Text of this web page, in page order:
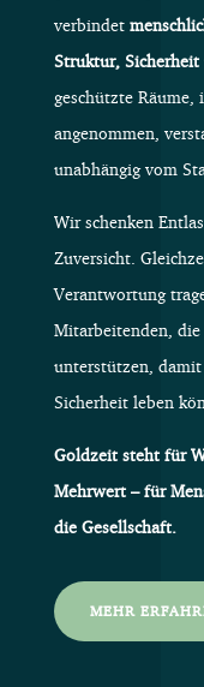
verbindet
Struktur, Sicherheit
geschützte Räume,
angenommen,
unabhängig vom
Wir schenken
Zuversicht.
Verantwortung
Mitarbeitenden,
unterstützen,
Sicherheit leben
Goldzeit steht für
Mehrwert – für
die Gesellschaft.
MEHR